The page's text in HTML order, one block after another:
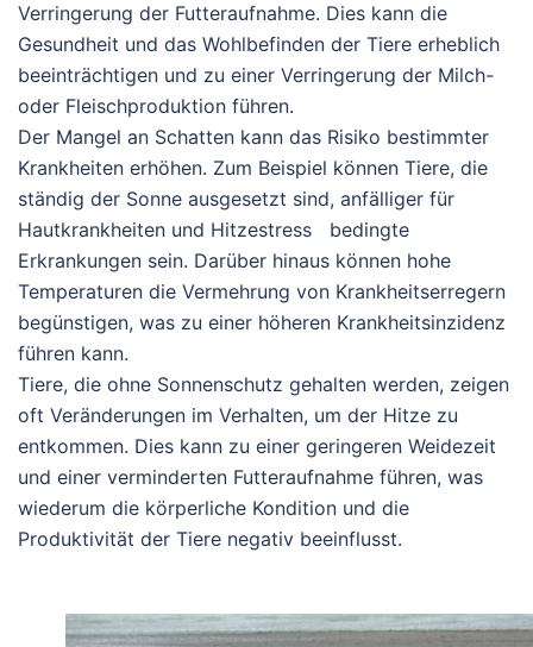
Verringerung der Futteraufnahme. Dies kann die
Gesundheit und das Wohlbefinden der Tiere erheblich
beeinträchtigen und zu einer Verringerung der Milch-
oder Fleischproduktion führen.
Der Mangel an Schatten kann das Risiko bestimmter
Krankheiten erhöhen. Zum Beispiel können Tiere, die
ständig der Sonne ausgesetzt sind, anfälliger für
Hautkrankheiten und Hitzestress bedingte
Erkrankungen sein. Darüber hinaus können hohe
Temperaturen die Vermehrung von Krankheitserregern
begünstigen, was zu einer höheren Krankheitsinzidenz
führen kann.
Tiere, die ohne Sonnenschutz gehalten werden, zeigen
oft Veränderungen im Verhalten, um der Hitze zu
entkommen. Dies kann zu einer geringeren Weidezeit
und einer verminderten Futteraufnahme führen, was
wiederum die körperliche Kondition und die
Produktivität der Tiere negativ beeinflusst.